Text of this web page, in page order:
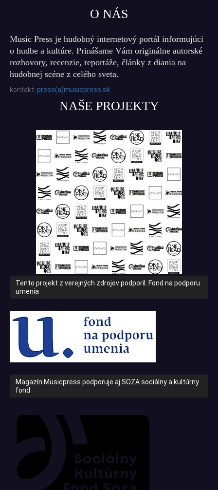
O NÁS
Music Press je hudobný internetový portál informujúci
o hudbe a kultúre. Prinášame Vám originálne autorské
rozhovory, recenzie, reportáže, články z diania na
hudobnej scéne z celého sveta.
kontakt: press(a)musicpress.sk
NAŠE PROJEKTY
Tento projekt z verejných zdrojov podporil: Fond na podporu
umenia
Magazín Musicpress podporuje aj SOZA sociálny a kultúrny
fond